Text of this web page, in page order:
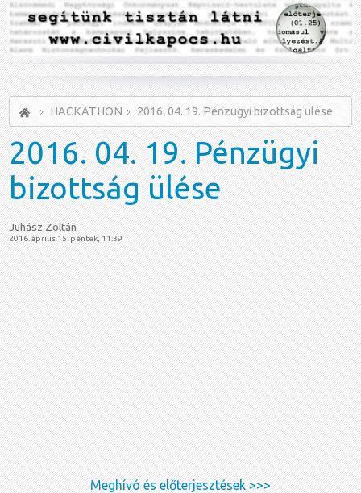
HACKATHON 2016. 04. 19. Pénzügyi bizottság ülése
2016. 04. 19. Pénzügyi
bizottság ülése
Juhász Zoltán
2016. április 15. péntek, 11:39
Meghívó és előterjesztések >>>